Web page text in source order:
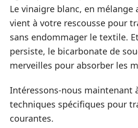
Le vinaigre blanc, en mélange
vient à votre rescousse pour
sans endommager le textile.
persiste, le bicarbonate de
merveilles pour absorber les
Intéressons-nous maintenant
techniques spécifiques pour
courantes.